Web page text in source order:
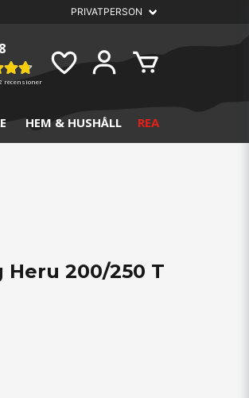
recensioner
HEM & HUSHÅLL REA
200/250 T